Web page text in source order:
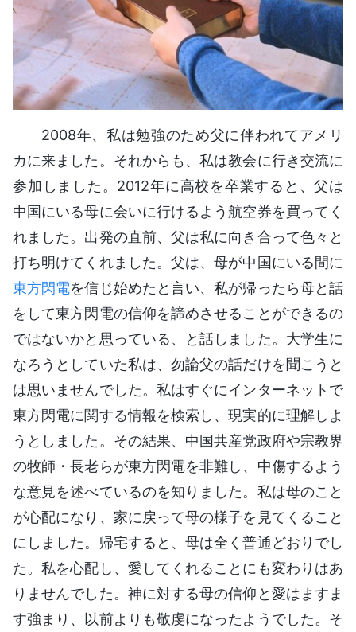
2008年、私は勉強のため父に伴われてアメリ
カに来ました。それからも、私は教会に行き交流に
参加しました。2012年に高校を卒業すると、父は
中国にいる母に会いに行けるよう航空券を買ってく
れました。出発の直前、父は私に向き合って色々と
打ち明けてくれました。父は、母が中国にいる間に
東方閃電を信じ始めたと言い、私が帰ったら母と話
をして東方閃電の信仰を諦めさせることができるの
ではないかと思っている、と話しました。大学生に
なろうとしていた私は、勿論父の話だけを聞こうと
は思いませんでした。私はすぐにインターネットで
東方閃電に関する情報を検索し、現実的に理解しよ
うとしました。その結果、中国共産党政府や宗教界
の牧師・長老らが東方閃電を非難し、中傷するよう
な意見を述べているのを知りました。私は母のこと
が心配になり、家に戻って母の様子を見てくること
にしました。帰宅すると、母は全く普通どおりでし
た。私を心配し、愛してくれることにも変わりはあ
りませんでした。神に対する母の信仰と愛はますま
す強まり、以前よりも敬虔になったようでした。そ